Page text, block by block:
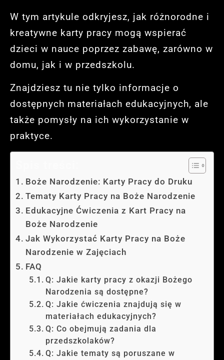
W tym artykule odkryjesz, jak różnorodne i
kreatywne karty pracy mogą wspierać
dzieci w nauce poprzez zabawę, zarówno w
domu, jak i w przedszkolu.
Znajdziesz tu nie tylko informacje o
dostępnych materiałach edukacyjnych, ale
także pomysły na ich wykorzystanie w
praktyce.
Boże Narodzenie: Karty Pracy do Druku
Tematy Karty Pracy na Boże Narodzenie
Edukacyjne Ćwiczenia z Kart Pracy na
Boże Narodzenie
Jak Wykorzystać Karty Pracy na Boże
Narodzenie w Zajęciach
FAQ
Q: Jakie karty pracy z okazji Bożego
Narodzenia są dostępne?
Q: Jakie ćwiczenia znajdują się w
materiałach edukacyjnych?
Q: Co obejmują zadania dla
przedszkolaków?
Q: Jakie tematy są poruszane w